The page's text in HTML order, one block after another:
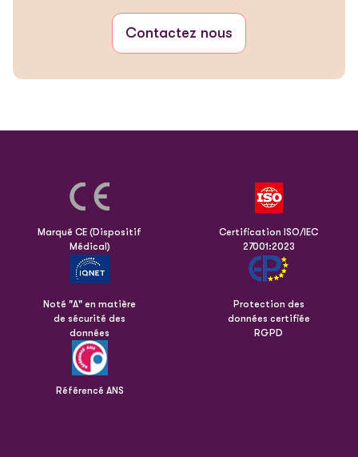
Contactez nous
Marqué CE (Dispositif
Médical)
Certification ISO/IEC
27001:2023
Noté "A" en matière
de sécurité des
données
Protection des
données certifiée
RGPD
Référencé ANS